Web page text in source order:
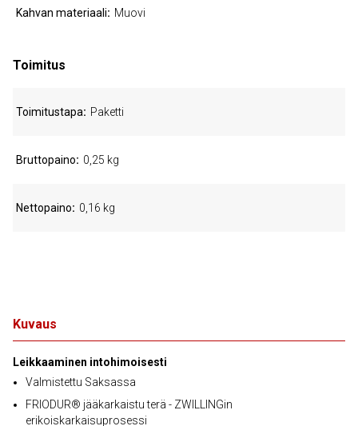
Kuvaus
Leikkaaminen intohimoisesti
Valmistettu Saksassa
FRIODUR® jääkarkaistu terä - ZWILLINGin
erikoiskarkaisuprosessi
Kahvan materiaali Muovi
Toimitus
Toimitustapa Paketti
Bruttopaino 0,25 kg
Nettopaino 0,16 kg